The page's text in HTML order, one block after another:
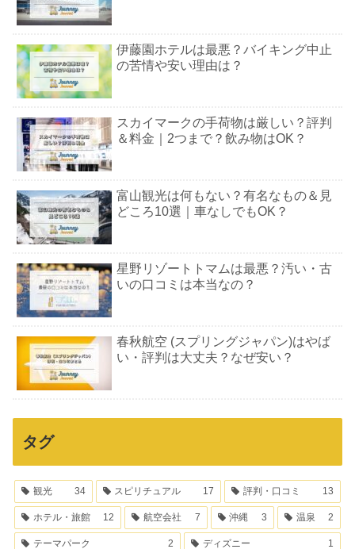
伊藤園ホテルは最悪？バイキング中止
の苦情や安い理由は？
スカイマークの手荷物は厳しい？評判
＆料金｜2つまで？飲み物はOK？
富山観光は何もない？有名なもの＆見
どころ10選｜車なしでもOK？
星野リゾートトマムは最悪？汚い・古
いの口コミは本当なの？
春秋航空 (スプリングジャパン)はやば
い・評判は大丈夫？なぜ安い？
タグ
観光 34 スピリチュアル 17 評判・口コミ 13
ホテル・旅館 12 航空会社 7 沖縄 3 温泉 2
テーマパーク 2 ディズニー 1